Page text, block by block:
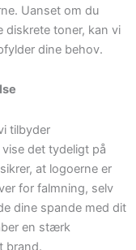
Uanset om du
diskrete toner, kan vi
dine behov.
tilbyder
det tydeligt på
at logoerne er
for falmning, selv
dine spande med dit
en stærk
brand.